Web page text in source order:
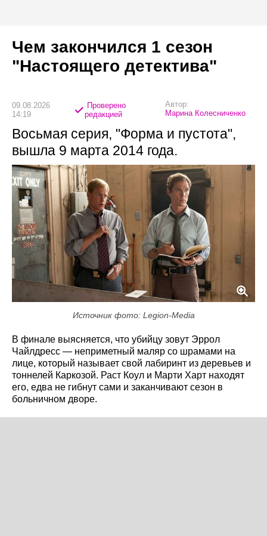
Чем закончился 1 сезон
"Настоящего детектива"
09.08.2026
14:19
Проверено
редакцией
Автор:
Марина Колесниченко
Восьмая серия, "Форма и пустота",
вышла 9 марта 2014 года.
Источник фото: Legion-Media
В финале выясняется, что убийцу зовут Эррол
Чайлдресс — неприметный маляр со шрамами на
лице, который называет свой лабиринт из деревьев и
тоннелей Каркозой. Раст Коул и Марти Харт находят
его, едва не гибнут сами и заканчивают сезон в
больничном дворе.